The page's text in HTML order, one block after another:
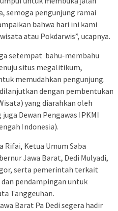
semoga pengunjung ramai
bahwa hari ini kami
atau Pokdarwis”, ucapnya.
setempat bahu-membahu
situs megalitikum,
memudahkan pengunjung.
dengan pembentukan
yang diarahkan oleh
Dewan Pengawas IPKMI
Indonesia).
Rifai, Ketua Umum Saba
Jawa Barat, Dedi Mulyadi,
serta pemerintah terkait
pendampingan untuk
Tanggeuhan.
Barat Pa Dedi segera hadir